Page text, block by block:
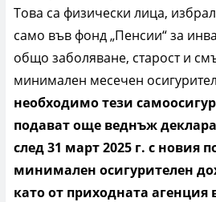
Това са физически лица,
само във фонд „Пенсии“ за
общо заболяване, старост и
минимален месечен
необходимо тези
подават още веднъж
след 31 март 2025 г. с новия
минимален осигурителен
като от приходната агенция